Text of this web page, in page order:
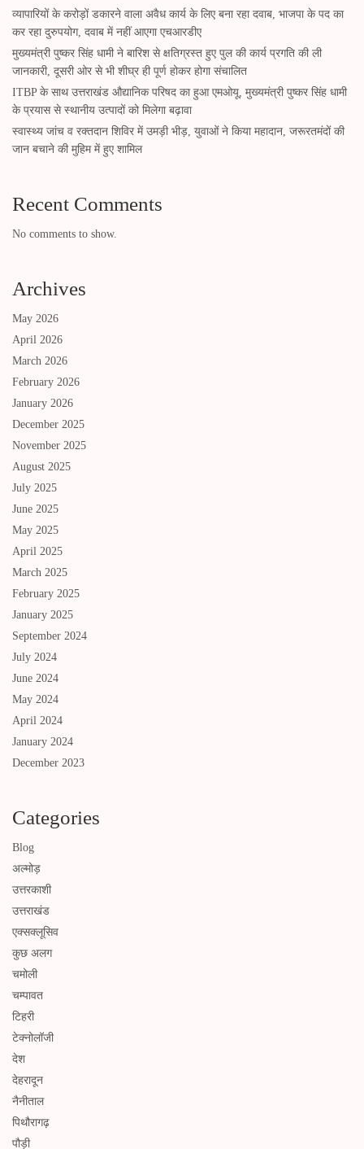
व्यापारियों के करोड़ों डकारने वाला अवैध कार्य के लिए बना रहा दवाब, भाजपा के पद का
कर रहा दुरुपयोग, दवाब में नहीं आएगा एचआरडीए
मुख्यमंत्री पुष्कर सिंह धामी ने बारिश से क्षतिग्रस्त हुए पुल की कार्य प्रगति की ली
जानकारी, दूसरी ओर से भी शीघ्र ही पूर्ण होकर होगा संचालित
ITBP के साथ उत्तराखंड औद्यानिक परिषद का हुआ एमओयू, मुख्यमंत्री पुष्कर सिंह धामी
के प्रयास से स्थानीय उत्पादों को मिलेगा बढ़ावा
स्वास्थ्य जांच व रक्तदान शिविर में उमड़ी भीड़, युवाओं ने किया महादान, जरूरतमंदों की
जान बचाने की मुहिम में हुए शामिल
Recent Comments
No comments to show.
Archives
May 2026
April 2026
March 2026
February 2026
January 2026
December 2025
November 2025
August 2025
July 2025
June 2025
May 2025
April 2025
March 2025
February 2025
January 2025
September 2024
July 2024
June 2024
May 2024
April 2024
January 2024
December 2023
Categories
Blog
अल्मोड़
उत्तरकाशी
उत्तराखंड
एक्सक्लूसिव
कुछ अलग
चमोली
चम्पावत
टिहरी
टेक्नोलॉजी
देश
देहरादून
नैनीताल
पिथौरागढ़
पौड़ी